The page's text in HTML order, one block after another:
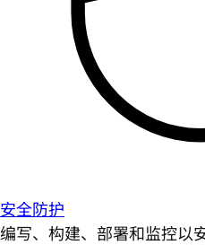
安全防护
编写、构建、部署和监控以